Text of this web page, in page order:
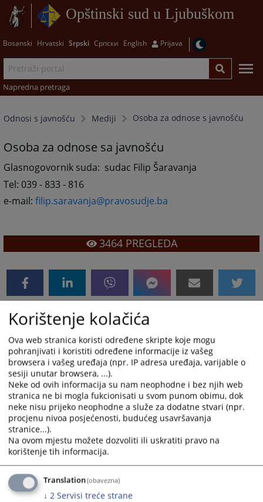
Opštinski sud u Ljubuškom
Bosanski Hrvatski Srpski Српски English Prijava
Napredna pretraga
Odnosi s javnošću Mediji Osoba za odnose s javnošću
Osoba za odnose sa javnošću
Glasnogovornik suda: sudac Filip Šaravanja
Tel: 039 - 833 - 816
e-mail:filip.saravanja@pravosudje.ba
3464PREGLEDA
Korištenje kolačića
Ova web stranica koristi određene skripte koje mogu
pohranjivati i koristiti određene informacije iz vašeg
browsera i vašeg uređaja (npr. IP adresa uređaja, varijable o
sesiji unutar browsera, ...).
Neke od ovih informacija su nam neophodne i bez njih web
stranica ne bi mogla fukcionisati u svom punom obimu, dok
neke nisu prijeko neophodne a služe za dodatne stvari (npr.
procjenu nivoa posjećenosti, budućeg usavršavanja
stranice...).
Na ovom mjestu možete dozvoliti ili uskratiti pravo na
korištenje tih informacija.
Translation(obavezna)
↓ 2 Servisi treće strane